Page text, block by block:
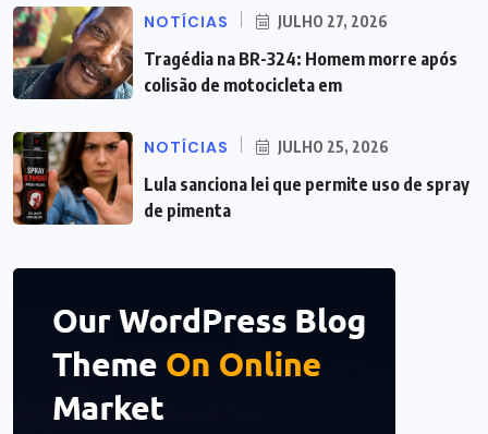
NOTÍCIAS JULHO 27, 2026
Tragédia na BR-324: Homem morre após
colisão de motocicleta em
NOTÍCIAS JULHO 25, 2026
Lula sanciona lei que permite uso de spray
de pimenta